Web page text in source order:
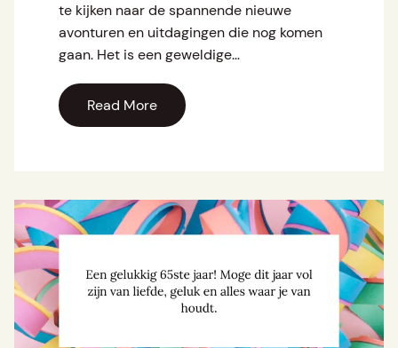
te kijken naar de spannende nieuwe
avonturen en uitdagingen die nog komen
gaan. Het is een geweldige…
Read More